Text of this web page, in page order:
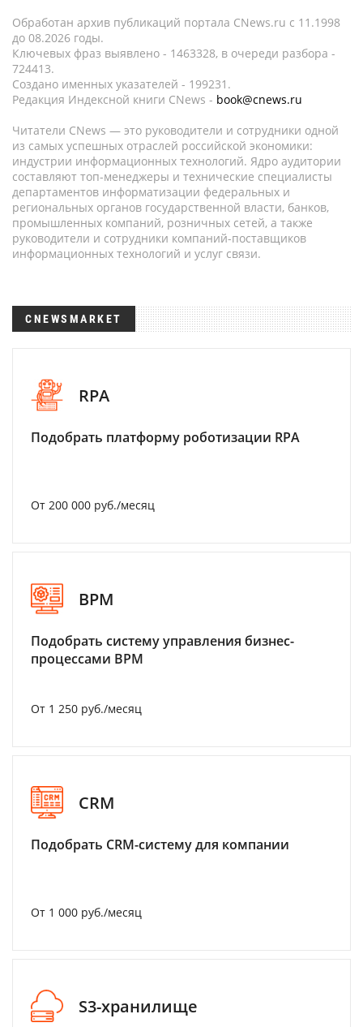
Обработан архив публикаций портала CNews.ru c 11.1998
до 08.2026 годы.
Ключевых фраз выявлено - 1463328, в очереди разбора -
724413.
Создано именных указателей - 199231.
Редакция Индексной книги CNews - book@cnews.ru
Читатели CNews — это руководители и сотрудники одной
из самых успешных отраслей российской экономики:
индустрии информационных технологий. Ядро аудитории
составляют топ-менеджеры и технические специалисты
департаментов информатизации федеральных и
региональных органов государственной власти, банков,
промышленных компаний, розничных сетей, а также
руководители и сотрудники компаний-поставщиков
информационных технологий и услуг связи.
CNEWSMARKET
RPA
Подобрать платформу роботизации RPA
От 200 000 руб./месяц
BPM
Подобрать систему управления бизнес-
процессами BPM
От 1 250 руб./месяц
CRM
Подобрать CRM-систему для компании
От 1 000 руб./месяц
S3-хранилище